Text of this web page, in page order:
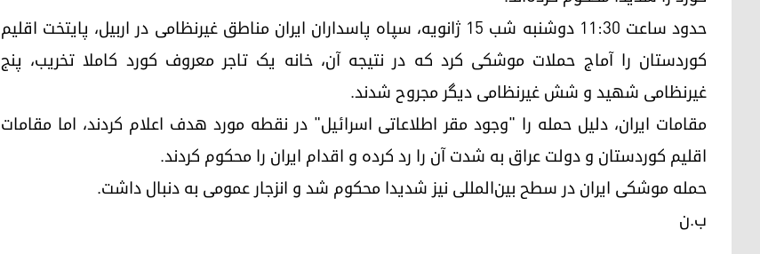
حدود ساعت ١١:٣٠ دوشنبه شب ١٥ ژانویه، سپاه پاسداران ایران مناطق غیرنظامی در اربیل، پایتخت اقلیم
کوردستان را آماج حملات موشکی کرد که در نتیجه آن، خانه یک تاجر معروف کورد کاملا تخریب، پنج
غیرنظامی شهید و شش غیرنظامی دیگر مجروح شدند.
مقامات ایران، دلیل حمله را "وجود مقر اطلاعاتی اسرائیل" در نقطه مورد هدف اعلام کردند، اما مقامات
اقلیم کوردستان و دولت عراق به شدت آن را رد کرده و اقدام ایران را محکوم کردند.
حمله موشکی ایران در سطح بین‌المللی نیز شدیدا محکوم شد و انزجار عمومی به دنبال داشت.
ب.ن